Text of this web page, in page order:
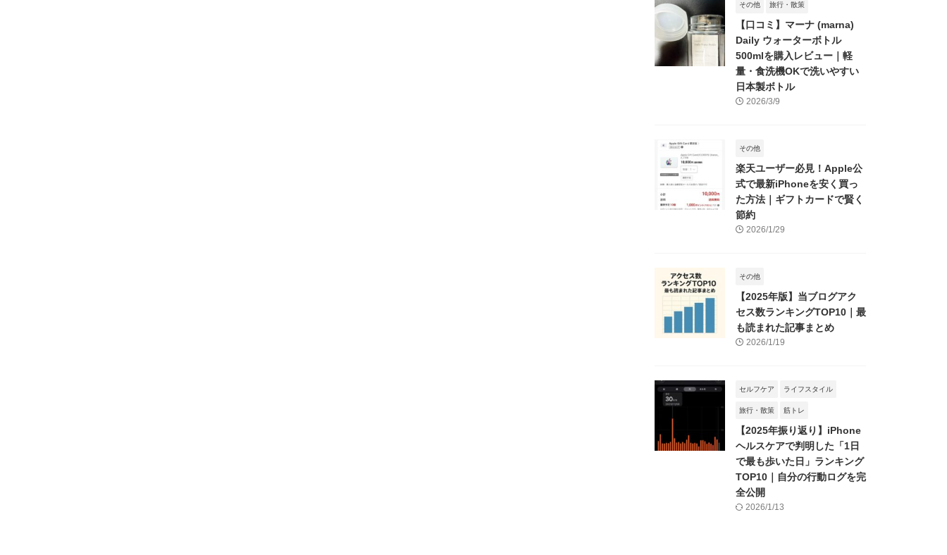
その他 旅行・散策
【口コミ】マーナ (marna)
Daily ウォーターボトル
500mlを購入レビュー｜軽
量・食洗機OKで洗いやすい
日本製ボトル
2026/3/9
その他
楽天ユーザー必見！Apple公
式で最新iPhoneを安く買っ
た方法｜ギフトカードで賢く
節約
2026/1/29
その他
【2025年版】当ブログアク
セス数ランキングTOP10｜最
も読まれた記事まとめ
2026/1/19
セルフケア ライフスタイル
旅行・散策 筋トレ
【2025年振り返り】iPhone
ヘルスケアで判明した「1日
で最も歩いた日」ランキング
TOP10｜自分の行動ログを完
全公開
2026/1/13